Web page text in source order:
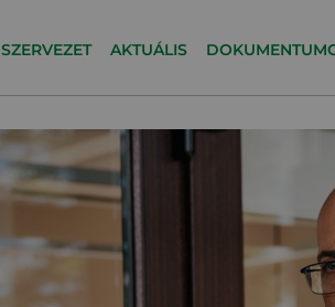
SZERVEZET AKTUÁLIS